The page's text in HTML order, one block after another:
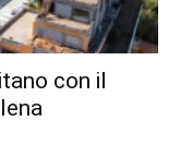
con il